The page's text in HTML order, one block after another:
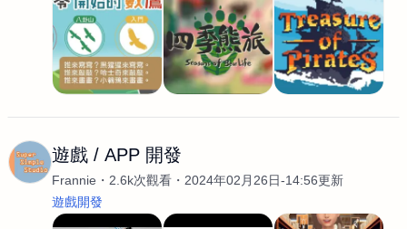
遊戲 / APP 開發
Frannie 2.6k次觀看
2024年02月26日-14:56更新
遊戲開發